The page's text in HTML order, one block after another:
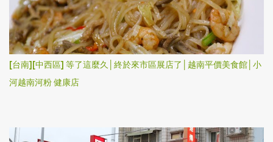
[台南][中西區] 等了這麼久│終於來市區展店了│越南平價美食館│小
河越南河粉 健康店